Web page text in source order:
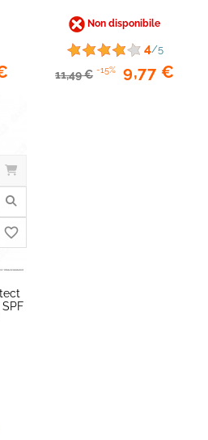
Non disponibile
4/5
11,49 € -15% 9,77 €